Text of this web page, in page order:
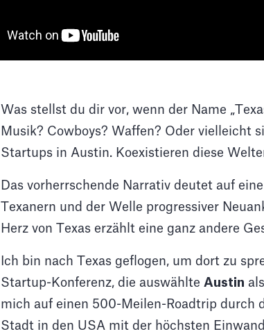
Was stellst du dir vor, wenn der Name
Musik? Cowboys? Waffen? Oder vielleicht
Startups in Austin. Koexistieren diese
Das vorherrschende Narrativ deutet auf
Texanern und der Welle progressiver
Herz von Texas erzählt eine ganz andere
Ich bin nach Texas geflogen, um dort zu
Startup-Konferenz, die auswählte Austin
mich auf einen 500-Meilen-Roadtrip durch
Stadt in den USA mit der höchsten